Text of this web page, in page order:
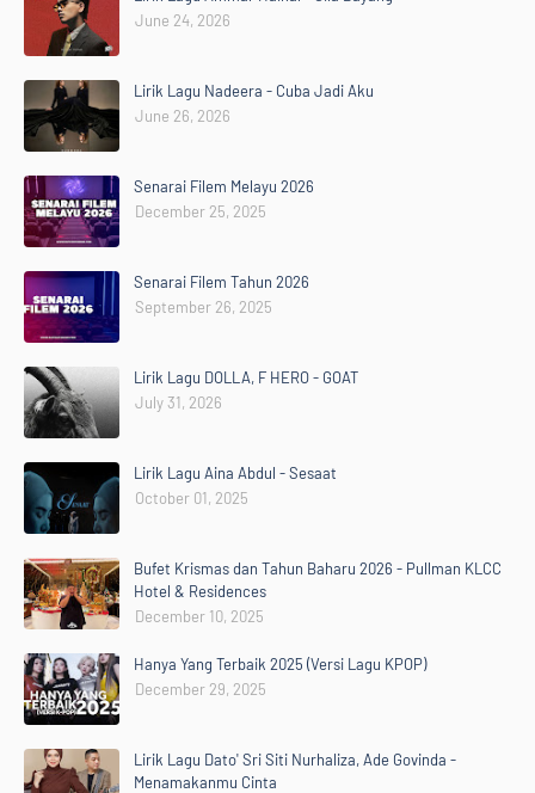
June 24, 2026
Lirik Lagu Nadeera - Cuba Jadi Aku
June 26, 2026
Senarai Filem Melayu 2026
December 25, 2025
Senarai Filem Tahun 2026
September 26, 2025
Lirik Lagu DOLLA, F HERO - GOAT
July 31, 2026
Lirik Lagu Aina Abdul - Sesaat
October 01, 2025
Bufet Krismas dan Tahun Baharu 2026 - Pullman KLCC
Hotel & Residences
December 10, 2025
Hanya Yang Terbaik 2025 (Versi Lagu KPOP)
December 29, 2025
Lirik Lagu Dato' Sri Siti Nurhaliza, Ade Govinda -
Menamakanmu Cinta